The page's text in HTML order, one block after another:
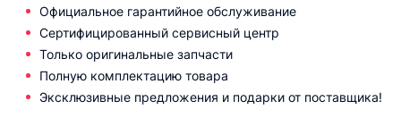
Официальное гарантийное обслуживание
Сертифицированный сервисный центр
Только оригинальные запчасти
Полную комплектацию товара
Эксклюзивные предложения и подарки от поставщика!